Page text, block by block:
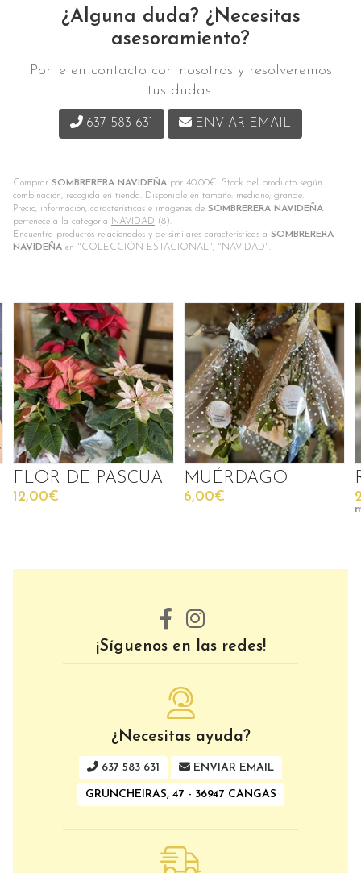
Comprar SOMBRERERA NAVIDEÑA por 40,00€. Stock del producto según
combinación, recogida en tienda. Disponible en tamaño: mediano; grande.
Precio, información, características e imágenes de SOMBRERERA NAVIDEÑA
pertenece a la categoría NAVIDAD (8).
Encuentra productos relacionados y de similares características a SOMBRERERA
NAVIDEÑA en "COLECCIÓN ESTACIONAL", "NAVIDAD".
¿Alguna duda? ¿Necesitas
asesoramiento?
Ponte en contacto con nosotros y resolveremos
tus dudas.
637 583 631 ENVIAR EMAIL
FLOR DE PASCUA
12,00€
MUÉRDAGO
6,00€
¡Síguenos en las redes!
¿Necesitas ayuda?
637 583 631 ENVIAR EMAIL
GRUNCHEIRAS, 47 - 36947 CANGAS